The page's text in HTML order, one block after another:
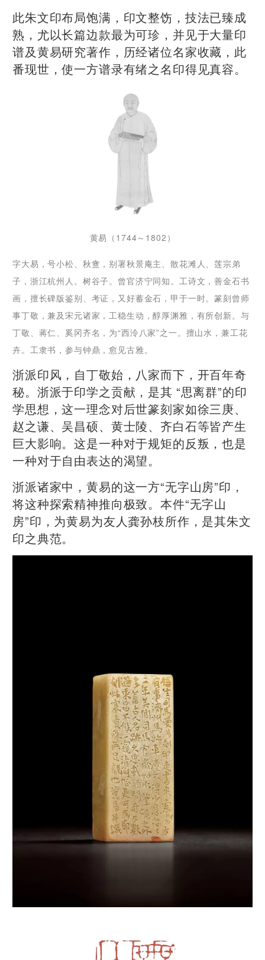
此朱文印布局饱满，印文整饬，技法已臻成
熟，尤以长篇边款最为可珍，并见于大量印
谱及黄易研究著作，历经诸位名家收藏，此
番现世，使一方谱录有绪之名印得见真容。
黄易（1744～1802）
字大易，号小松、秋盦，别署秋景庵主、散花滩人、莲宗弟
子，浙江杭州人。树谷子。曾官济宁同知。工诗文，善金石书
画，擅长碑版鉴别、考证，又好蓄金石，甲于一时。篆刻曾师
事丁敬，兼及宋元诸家，工稳生动，醇厚渊雅，有所创新。与
丁敬、蒋仁、奚冈齐名，为“西泠八家”之一。擅山水，兼工花
卉。工隶书，参与钟鼎，愈见古雅。
浙派印风，自丁敬始，八家而下，开百年奇
秘。浙派于印学之贡献，是其 “思离群”的印
学思想，这一理念对后世篆刻家如徐三庚、
赵之谦、吴昌硕、黄士陵、齐白石等皆产生
巨大影响。这是一种对于规矩的反叛，也是
一种对于自由表达的渴望。
浙派诸家中，黄易的这一方“无字山房”印，
将这种探索精神推向极致。本件“无字山
房”印，为黄易为友人龚孙枝所作，是其朱文
印之典范。